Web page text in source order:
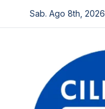
al
Sab. Ago 8th, 2026